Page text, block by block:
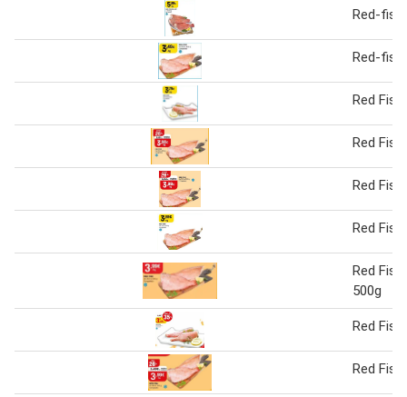
Red-fish
Red-fish
Red Fish
Red Fish
Red
Red
Red
500g
Red
Red